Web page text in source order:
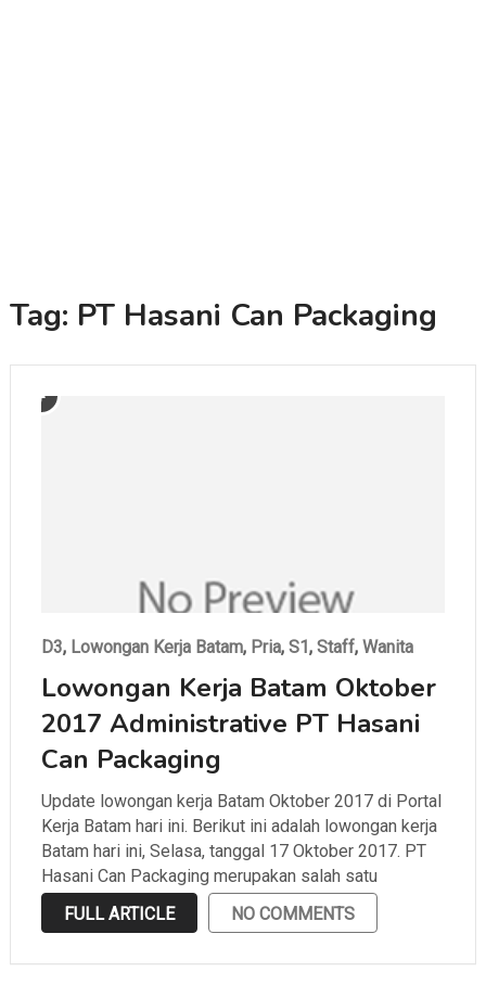
Tag: PT Hasani Can Packaging
D3, Lowongan Kerja Batam, Pria, S1, Staff, Wanita
Lowongan Kerja Batam Oktober
2017 Administrative PT Hasani
Can Packaging
Update lowongan kerja Batam Oktober 2017 di Portal
Kerja Batam hari ini. Berikut ini adalah lowongan kerja
Batam hari ini, Selasa, tanggal 17 Oktober 2017. PT
Hasani Can Packaging merupakan salah satu
perusahaan di Batam yang bergerak di bidang
packaging dan berlokasi di Batam Center Batam,
FULL ARTICLE NO COMMENTS